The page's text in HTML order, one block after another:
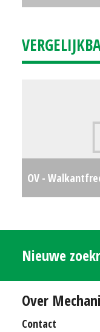
OV -
Nieuwe
Over
Contact